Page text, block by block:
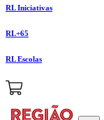
RL Iniciativas
RL+65
RL Escolas